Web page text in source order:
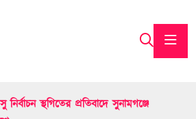
নির্বাচন স্থগিতের প্রতিবাদে সুনামগঞ্জে